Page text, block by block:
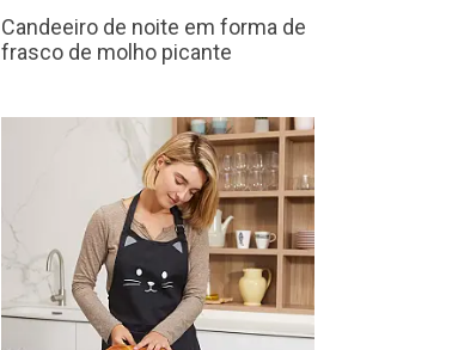
Candeeiro de noite em forma de
frasco de molho picante